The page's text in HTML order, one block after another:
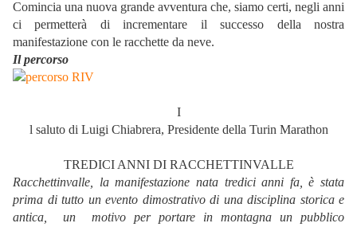
Comincia una nuova grande avventura che, siamo certi, negli anni
ci permetterà di incrementare il successo della nostra
manifestazione con le racchette da neve.
Il percorso
I
l saluto di Luigi Chiabrera, Presidente della Turin Marathon
TREDICI ANNI DI RACCHETTINVALLE
Racchettinvalle, la manifestazione nata tredici anni fa, è stata
prima di tutto un evento dimostrativo di una disciplina storica e
antica, un motivo per portare in montagna un pubblico